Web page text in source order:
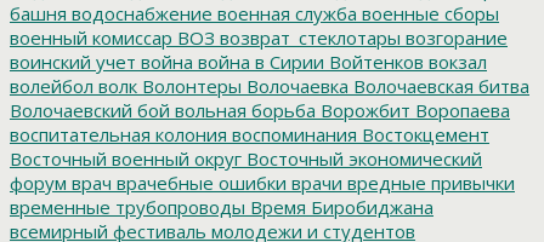
башня водоснабжение военная служба военные сборы
военный комиссар ВОЗ возврат_стеклотары возгорание
воинский учет война война в Сирии Войтенков вокзал
волейбол волк Волонтеры Волочаевка Волочаевская битва
Волочаевский бой вольная борьба Ворожбит Воропаева
воспитательная колония воспоминания Востокцемент
Восточный военный округ Восточный экономический
форум врач врачебные ошибки врачи вредные привычки
временные трубопроводы Время Биробиджана
всемирный фестиваль молодежи и студентов